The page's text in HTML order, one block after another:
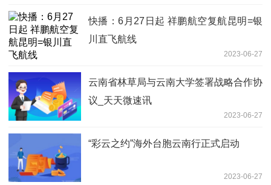
快播：6月27日起 祥鹏航空复航昆明=银
川直飞航线
2023-06-27
云南省林草局与云南大学签署战略合作协
议_天天微速讯
2023-06-27
“彩云之约”海外台胞云南行正式启动
2023-06-27